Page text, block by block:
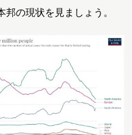
の現状を見ましょう。